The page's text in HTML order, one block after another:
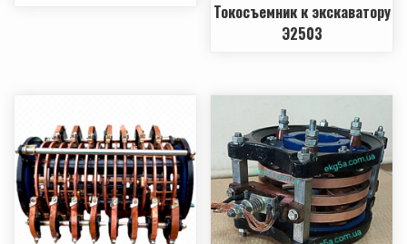
Токосъемник к экскаватору
Э2503